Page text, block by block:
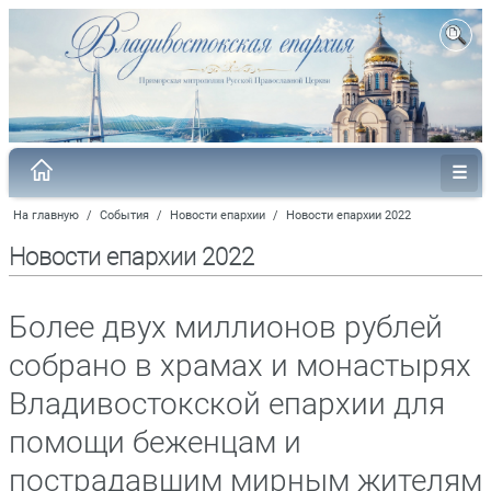
На главную / События / Новости епархии / Новости епархии 2022
Новости епархии 2022
Более двух миллионов рублей
собрано в храмах и монастырях
Владивостокской епархии для
помощи беженцам и
пострадавшим мирным жителям